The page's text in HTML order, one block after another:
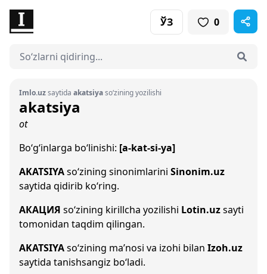
ЎЗ 0
Imlo.uzsaytida akatsiyaso‘zining yozilishi
akatsiya
ot
Bo‘g‘inlarga bo‘linishi: [a-kat-si-ya]
AKATSIYAso‘zining sinonimlarini Sinonim.uz
saytida qidirib ko‘ring.
АКАЦИЯ so‘zining kirillcha yozilishi Lotin.uzsayti
tomonidan taqdim qilingan.
AKATSIYAso‘zining ma’nosi va izohi bilan Izoh.uz
saytida tanishsangiz bo‘ladi.